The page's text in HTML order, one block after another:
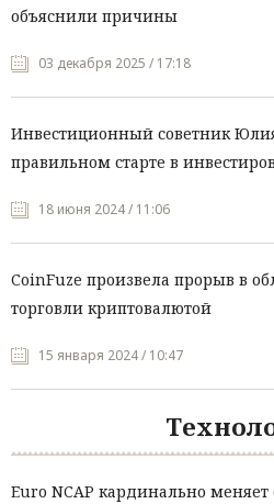
объяснили причины
03 декабря 2025 / 17:18
Инвестиционный советник
правильном старте в
18 июня 2024 / 11:06
CoinFuze произвела прорыв в
торговли криптовалютой
15 января 2024 / 10:47
Euro NCAP кардинально меняет